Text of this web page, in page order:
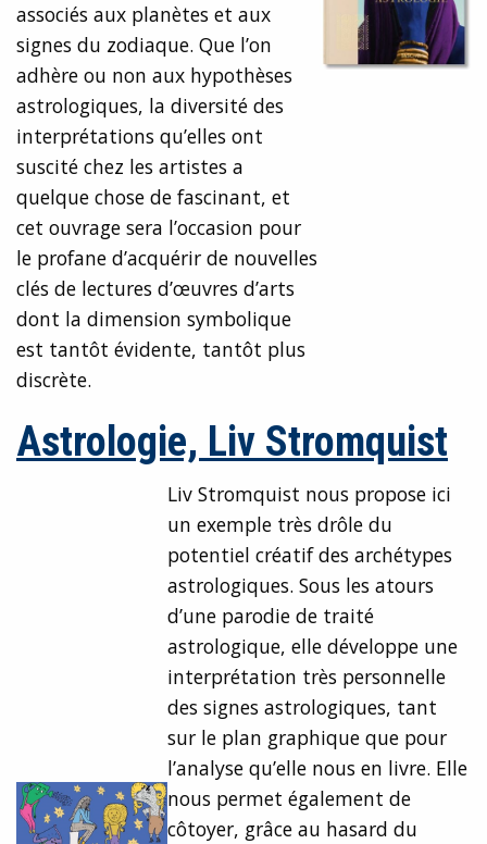
associés aux planètes et aux
signes du zodiaque. Que l’on
adhère ou non aux hypothèses
astrologiques, la diversité des
interprétations qu’elles ont
suscité chez les artistes a
quelque chose de fascinant, et
cet ouvrage sera l’occasion pour
le profane d’acquérir de nouvelles
clés de lectures d’œuvres d’arts
dont la dimension symbolique
est tantôt évidente, tantôt plus
discrète.
Astrologie, Liv Stromquist
Liv Stromquist nous propose ici
un exemple très drôle du
potentiel créatif des archétypes
astrologiques. Sous les atours
d’une parodie de traité
astrologique, elle développe une
interprétation très personnelle
des signes astrologiques, tant
sur le plan graphique que pour
l’analyse qu’elle nous en livre. Elle
nous permet également de
côtoyer, grâce au hasard du